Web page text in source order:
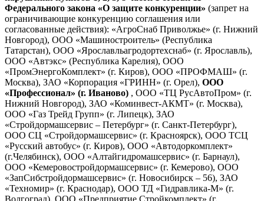
Федерального закона «О защите конкуренции» (запрет на
ограничивающие конкуренцию соглашения или
согласованные действия): «АгроСнаб Приволжье» (г. Нижний
Новгород), ООО «Машиностроитель» (Республика
Татарстан), ООО «Ярославльагродортехснаб» (г. Ярославль),
ООО «Автэкс» (Республика Карелия), ООО
«ПромЭнергоКомплект» (г. Киров), ООО «ПРОФМАШ» (г.
Москва), ЗАО «Корпорация «ГРИНН» (г. Орел), ООО
«Профессионал» (г. Иваново) , ООО «ТЦ РусАвтоПром» (г.
Нижний Новгород), ЗАО «Коминвест-АКМТ» (г. Москва),
ООО «Газ Трейд Групп» (г. Липецк), ЗАО
«Стройдормашсервис – Петербург» (г. Санкт-Петербург),
ООО СЦ «Стройдормашсервис» (г. Красноярск), ООО ТСЦ
«Русский автобус» (г. Киров), ООО «Автодоркомплект»
(г.Челябинск), ООО «Алтайгидромашсервис» (г. Барнаул),
ООО «Кемеровостройдормашсервис» (г. Кемерово), ООО
«ЗапСибстройдормашсервис» (г. Новосибирск – 56), ЗАО
«Техномир» (г. Краснодар), ООО ТД «Гидравлика-М» (г.